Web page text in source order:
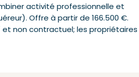
activité professionnelle et
Offre à partir de 166.500 €.
non contractuel; les propriétaires